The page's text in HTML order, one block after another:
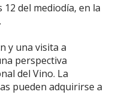
12 del mediodía, en la
y una visita a
perspectiva
del Vino. La
pueden adquirirse a